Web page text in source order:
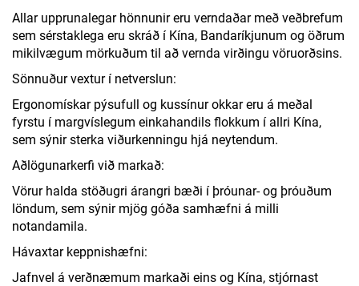
Allar upprunalegar hönnunir eru verndaðar með veðbrefum
sem sérstaklega eru skráð í Kína, Bandaríkjunum og öðrum
mikilvægum mörkuðum til að vernda virðingu vöruorðsins.
Sönnuður vextur í netverslun:
Ergonomískar pýsufull og kussínur okkar eru á meðal
fyrstu í margvíslegum einkahandils flokkum í allri Kína,
sem sýnir sterka viðurkenningu hjá neytendum.
Aðlögunarkerfi við markað:
Vörur halda stöðugri árangri bæði í þróunar- og þróuðum
löndum, sem sýnir mjög góða samhæfni á milli
notandamila.
Hávaxtar keppnishæfni:
Jafnvel á verðnæmum markaði eins og Kína, stjórnast